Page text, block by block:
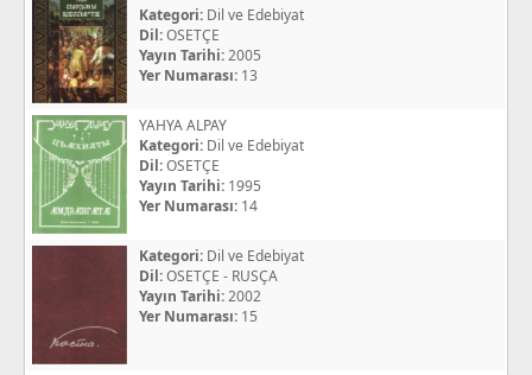
Kategori: Dil ve Edebiyat
Dil:OSETÇE
Yayın Tarihi:2005
Yer Numarası: 13
YAHYA ALPAY
Kategori: Dil ve Edebiyat
Dil:OSETÇE
Yayın Tarihi: 1995
Yer Numarası: 14
Kategori: Dil ve Edebiyat
Dil:OSETÇE - RUSÇA
Yayın Tarihi:2002
Yer Numarası: 15